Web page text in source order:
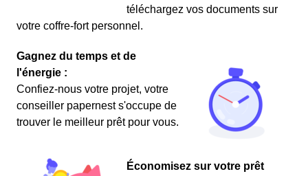
téléchargez vos documents sur
votre coffre-fort personnel.
Gagnez du temps et de
l'énergie :
Confiez-nous votre projet, votre
conseiller papernest s'occupe de
trouver le meilleur prêt pour vous.
Économisez sur votre prêt